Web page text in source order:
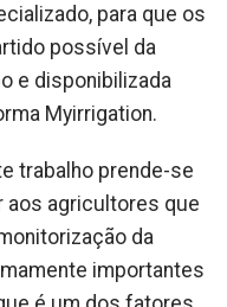
para que os
possível da
e disponibilizada
Myirrigation.
trabalho prende-se
aos agricultores que
da
importantes